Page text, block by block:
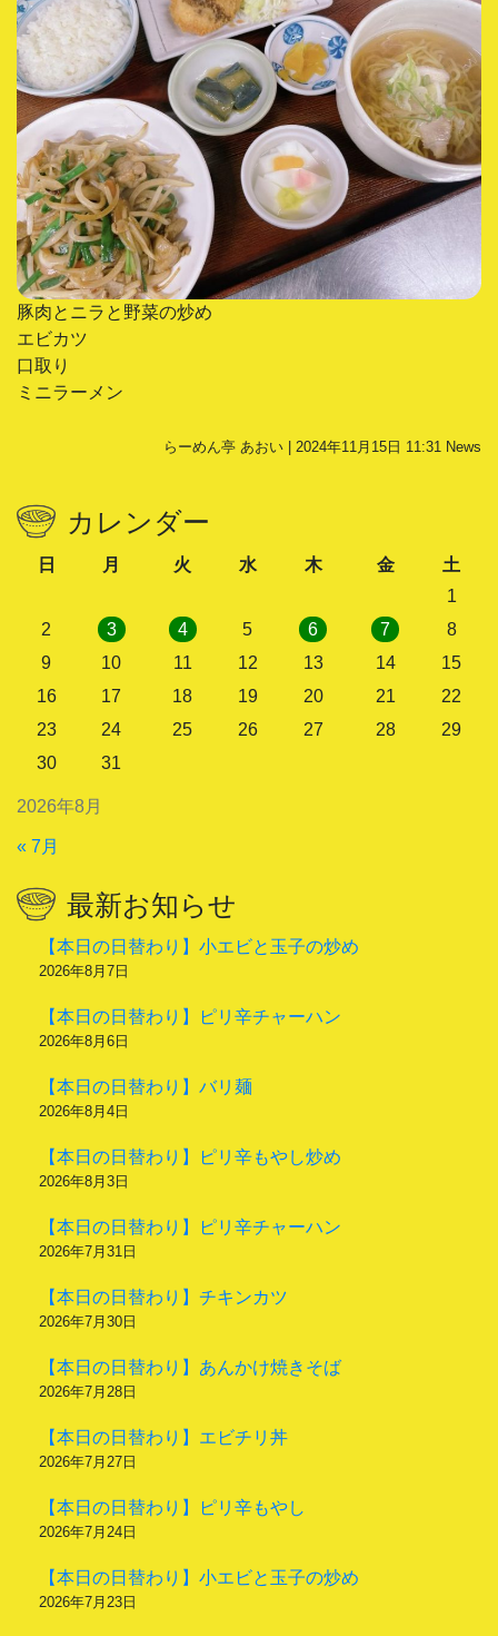
豚肉とニラと野菜の炒め
エビカツ
口取り
ミニラーメン
らーめん亭 あおい | 2024年11月15日 11:31 News
カレンダー
2026年8月
日 月 火 水 木 金
土
1
2
3 4 5 6 7
8
9
10 11 12 13 14
15
16
17 18 19 20 21
22
23
24 25 26 27 28
29
30
31
« 7月
最新お知らせ
【本日の日替わり】小エビと玉子の炒め
2026年8月7日
【本日の日替わり】ピリ辛チャーハン
2026年8月6日
【本日の日替わり】バリ麺
2026年8月4日
【本日の日替わり】ピリ辛もやし炒め
2026年8月3日
【本日の日替わり】ピリ辛チャーハン
2026年7月31日
【本日の日替わり】チキンカツ
2026年7月30日
【本日の日替わり】あんかけ焼きそば
2026年7月28日
【本日の日替わり】エビチリ丼
2026年7月27日
【本日の日替わり】ピリ辛もやし
2026年7月24日
【本日の日替わり】小エビと玉子の炒め
2026年7月23日